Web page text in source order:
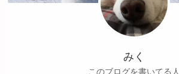
みく
このブログを書いてる人